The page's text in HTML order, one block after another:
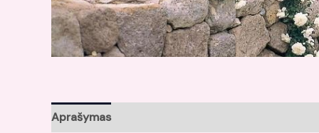
Aprašymas